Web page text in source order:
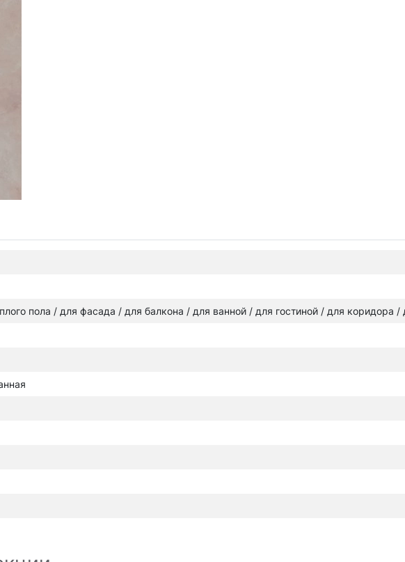
пола / для фасада / для балкона / для ванной / для гостиной / для коридора /